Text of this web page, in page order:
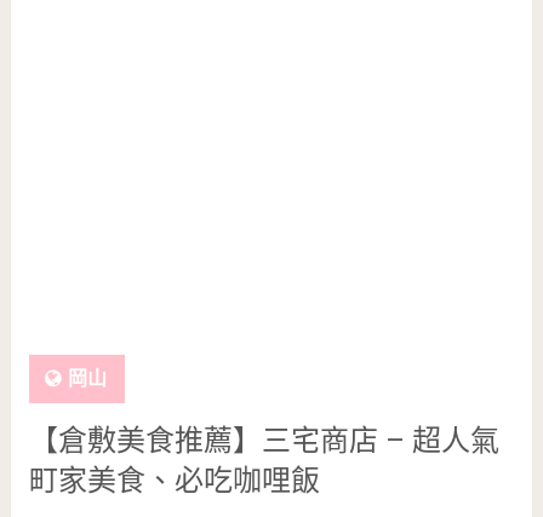
岡山
【倉敷美食推薦】三宅商店 – 超人氣
町家美食、必吃咖哩飯